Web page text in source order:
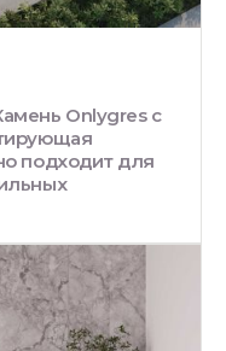
Onlygres с
подходит для